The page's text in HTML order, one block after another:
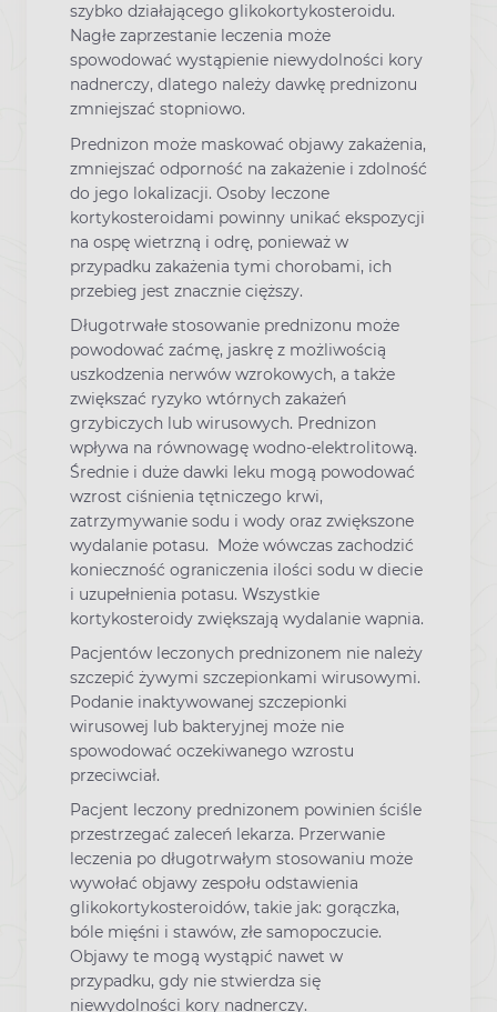
szybko działającego glikokortykosteroidu.
Nagłe zaprzestanie leczenia może
spowodować wystąpienie niewydolności kory
nadnerczy, dlatego należy dawkę prednizonu
zmniejszać stopniowo.
Prednizon może maskować objawy zakażenia,
zmniejszać odporność na zakażenie i zdolność
do jego lokalizacji. Osoby leczone
kortykosteroidami powinny unikać ekspozycji
na ospę wietrzną i odrę, ponieważ w
przypadku zakażenia tymi chorobami, ich
przebieg jest znacznie cięższy.
Długotrwałe stosowanie prednizonu może
powodować zaćmę, jaskrę z możliwością
uszkodzenia nerwów wzrokowych, a także
zwiększać ryzyko wtórnych zakażeń
grzybiczych lub wirusowych. Prednizon
wpływa na równowagę wodno-elektrolitową.
Średnie i duże dawki leku mogą powodować
wzrost ciśnienia tętniczego krwi,
zatrzymywanie sodu i wody oraz zwiększone
wydalanie potasu. Może wówczas zachodzić
konieczność ograniczenia ilości sodu w diecie
i uzupełnienia potasu. Wszystkie
kortykosteroidy zwiększają wydalanie wapnia.
Pacjentów leczonych prednizonem nie należy
szczepić żywymi szczepionkami wirusowymi.
Podanie inaktywowanej szczepionki
wirusowej lub bakteryjnej może nie
spowodować oczekiwanego wzrostu
przeciwciał.
Pacjent leczony prednizonem powinien ściśle
przestrzegać zaleceń lekarza. Przerwanie
leczenia po długotrwałym stosowaniu może
wywołać objawy zespołu odstawienia
glikokortykosteroidów, takie jak: gorączka,
bóle mięśni i stawów, złe samopoczucie.
Objawy te mogą wystąpić nawet w
przypadku, gdy nie stwierdza się
niewydolności kory nadnerczy.